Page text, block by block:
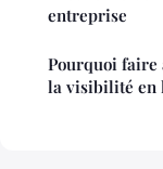
entreprise
Pourquoi faire
la visibilité en